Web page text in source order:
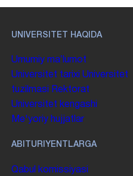
UNIVERSITET HAQIDA
Umumiy maʼlumot
Universitet tarixi Universitet
tuzilmasi
Rektorat
Universitet kengashi
Me'yoriy hujjatlar
ABITURIYENTLARGA
Qabul komissiyasi